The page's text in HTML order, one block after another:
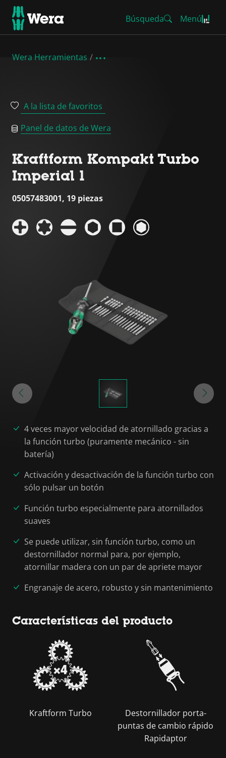
Búsqueda Menú
Wera Herramientas
A la lista de favoritos
Panel de datos de Wera
Kraftform Kompakt Turbo
Imperial 1
05057483001, 19 piezas
4 veces mayor velocidad de atornillado gracias a
la función turbo (puramente mecánico - sin
batería)
Activación y desactivación de la función turbo con
sólo pulsar un botón
Función turbo especialmente para atornillados
suaves
Se puede utilizar, sin función turbo, como un
destornillador normal para, por ejemplo,
atornillar madera con un par de apriete mayor
Engranaje de acero, robusto y sin mantenimiento
Características del producto
Kraftform Turbo
Destornillador porta-
puntas de cambio rápido
Rapidaptor